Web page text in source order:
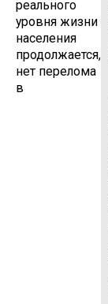
реального
уровня жизни
населения
продолжается,
нет перелома
в